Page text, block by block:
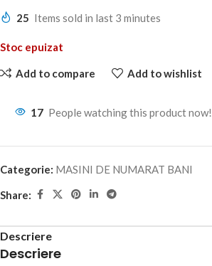
25 Items sold in last 3 minutes
Stoc epuizat
Add to compare Add to wishlist
17 People watching this product now!
Categorie: MASINI DE NUMARAT BANI
Share:
Descriere
Descriere